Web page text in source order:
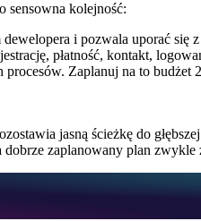
sensowna kolejność:
i pozwala uporać się
płatność, kontakt,
Zaplanuj na to budżet
jasną ścieżkę do
zaplanowany plan